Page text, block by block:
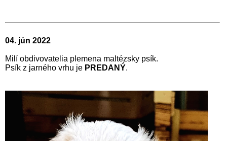
04. jún 2022
Milí obdivovatelia plemena maltézsky psík.
Psík z jarného vrhu je PREDANÝ.